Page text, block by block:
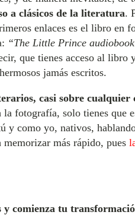
a clásicos de la literatura.
enlaces es el libro en
“The Little Prince
que tienes acceso al libro
jamás escritos.
casi sobre cualquier
fotografía, solo tienes que
y como yo, nativos,
más rápido, pues
y comienza tu